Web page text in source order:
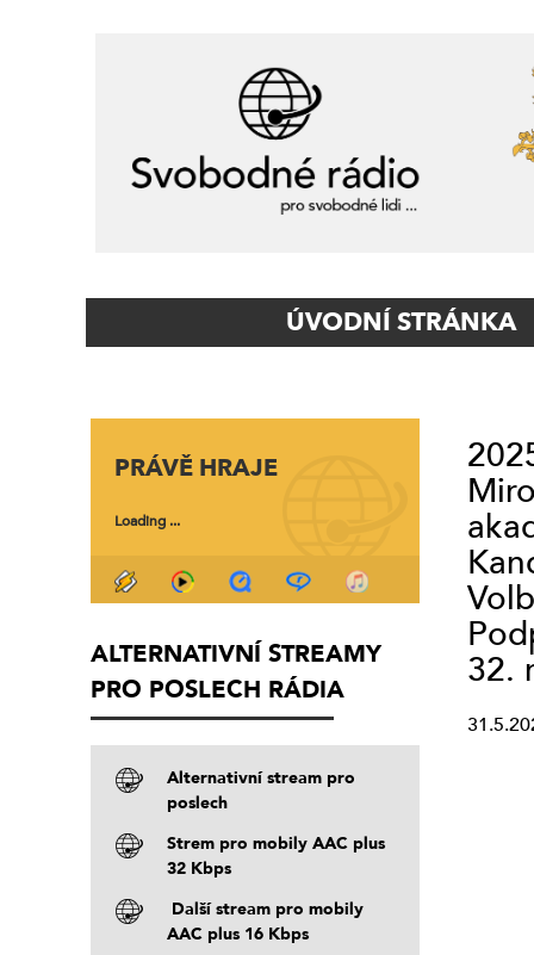
Navigation
ÚVODNÍ STRÁNKA
PRÁVĚ HRAJE
Loading ...
ALTERNATIVNÍ STREAMY
PRO POSLECH RÁDIA
Alternativní stream pro
poslech
Strem pro mobily AAC plus
32 Kbps
Další stream pro mobily
AAC plus 16 Kbps
32.